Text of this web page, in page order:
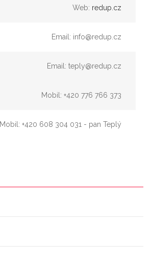
Web: redup.cz
Email: info@redup.cz
Email: teply@redup.cz
Mobil: +420 776 766 373
Mobil: +420 608 304 031 - pan Teplý